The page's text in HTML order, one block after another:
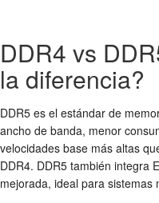
DDR4 vs
la diferencia?
DDR5 es el estándar de
ancho de banda, menor
velocidades base más altas
DDR4. DDR5 también integra
mejorada, ideal para